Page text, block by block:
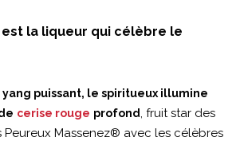
est la liqueur qui célèbre le
yang puissant, le spiritueux illumine
cerise rouge profond, fruit star des
Peureux Massenez® avec les célèbres